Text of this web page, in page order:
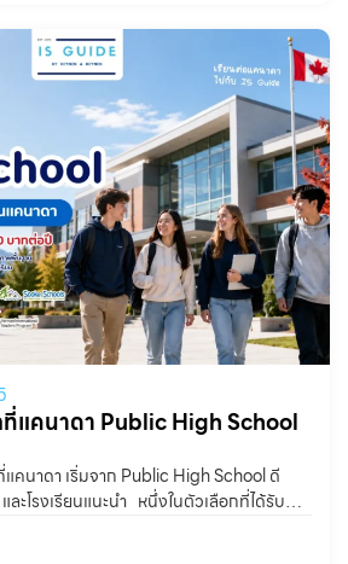
แคนาดา Public High School
คนาดา เริ่มจาก Public High School ดี
ละโรงเรียนแนะนำ หนึ่งในตัวเลือกที่ได้รับ
บนักเรียนไทย คือ Public High School